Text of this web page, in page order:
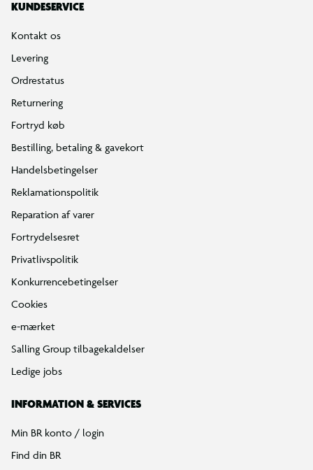
KUNDESERVICE
Kontakt os
Levering
Ordrestatus
Returnering
Fortryd køb
Bestilling, betaling & gavekort
Handelsbetingelser
Reklamationspolitik
Reparation af varer
Fortrydelsesret
Privatlivspolitik
Konkurrencebetingelser
Cookies
e-mærket
Salling Group tilbagekaldelser
Ledige jobs
INFORMATION & SERVICES
Min BR konto / login
Find din BR